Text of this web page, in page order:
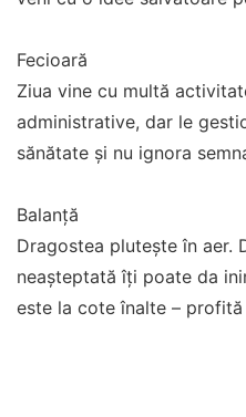
Fecioară
Ziua vine cu multă
administrative, dar le
sănătate și nu ignora
Balanță
Dragostea plutește în aer.
neașteptată îți poate da
este la cote înalte –